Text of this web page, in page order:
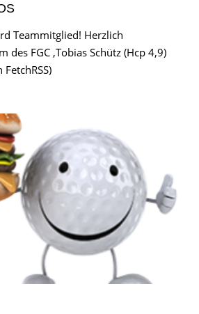
Teammitglied! Herzlich
des FGC ,Tobias Schütz (Hcp 4,9)